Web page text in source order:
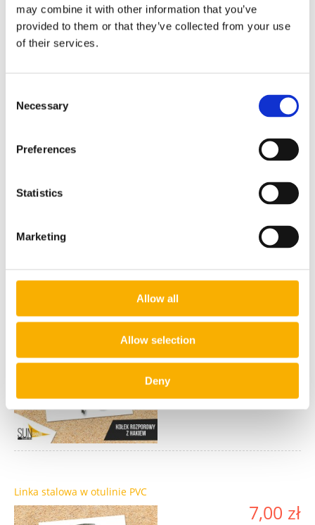
may combine it with other information that you’ve
provided to them or that they’ve collected from your use
of their services.
Selection
Necessary
Preferences
Statistics
Marketing
Allow all
Allow selection
Deny
do koszyka
Karabińczyk żeglarski
do koszyka
Kołek rozporowy do muru
do koszyka
Linka stalowa w otulinie PVC
7,00 zł